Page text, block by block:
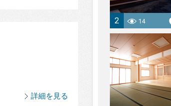
詳細を見る
2 14